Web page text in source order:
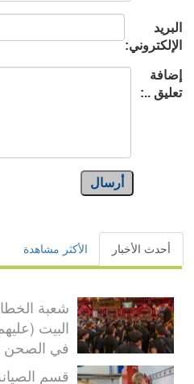
البريد
الإلكتروني:
إضافة
تعليق ..:
أرسال
أحدث الأخبار الأكثر مشاهدة
شعبة
البيت
في الصحن
قسم